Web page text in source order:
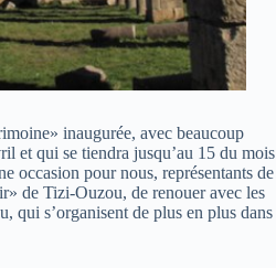
inaugurée, avec beaucoup
et qui se tiendra jusqu’au 15 du mois
occasion pour nous, représentants de
de Tizi-Ouzou, de renouer avec les
qui s’organisent de plus en plus dans